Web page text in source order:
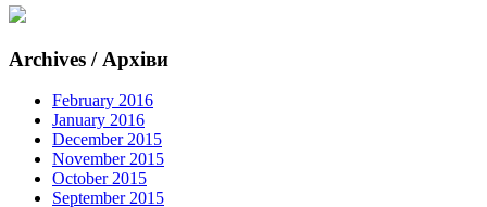
Archives / Архіви
February 2016
January 2016
December 2015
November 2015
October 2015
September 2015